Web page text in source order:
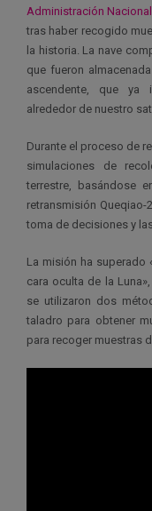
Administración
tras haber recogido
la historia. La nave
que fueron
ascendente, que ya
alrededor de nuestro
Durante el proceso de
simulaciones de
terrestre, basándose
retransmisión
toma de decisiones y
La misión ha superado
cara oculta de la
se utilizaron dos
taladro para obtener
para recoger muestras